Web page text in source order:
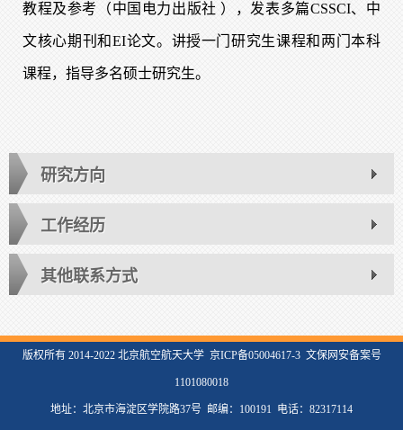
教程及参考（中国电力出版社 ），发表多篇CSSCI、中
文核心期刊和EI论文。讲授一门研究生课程和两门本科
课程，指导多名硕士研究生。
研究方向
工作经历
其他联系方式
版权所有 2014-2022 北京航空航天大学 京ICP备05004617-3 文保网安备案号
1101080018
地址：北京市海淀区学院路37号 邮编：100191 电话：82317114